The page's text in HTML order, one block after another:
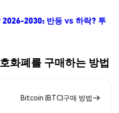
2030: 반등 vs 하락? 투
화폐를 구매하는 방법
Bitcoin (BTC)구매 방법